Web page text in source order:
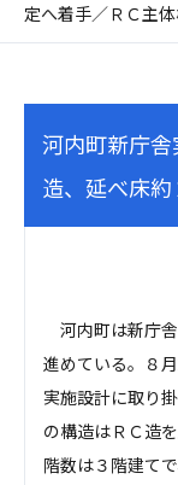
定へ着手／ＲＣ主
河内町新庁
造、延べ床
河内町は新庁
進めている。８
実施設計に取り
の構造はＲＣ造
階数は３階建て